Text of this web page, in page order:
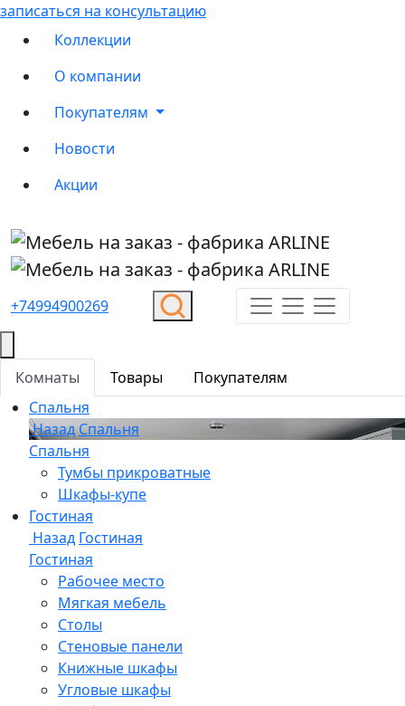
записаться на консультацию
Коллекции
О компании
Покупателям
Новости
Акции
+74994900269